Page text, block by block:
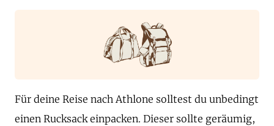
Für deine Reise nach Athlone solltest du unbedingt
einen Rucksack einpacken. Dieser sollte geräumig,